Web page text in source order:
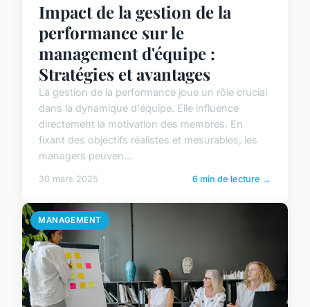
Impact de la gestion de la
performance sur le
management d'équipe :
Stratégies et avantages
La gestion de la performance joue un rôle crucial
dans la dynamique d'équipe. Elle influence
directement la motivation des membres. En
fixant des objectifs réalistes et mesurables, les
managers peuven...
30 mars 2025 6 min de lecture →
MANAGEMENT